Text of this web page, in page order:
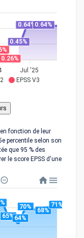
EPSS V3
0.26%
0.45%
0.64%0.64%
Jul '25
fonction de leur
percentile selon son
que 95 % des
le score EPSS d'une
65%64%
70%
68%
71%